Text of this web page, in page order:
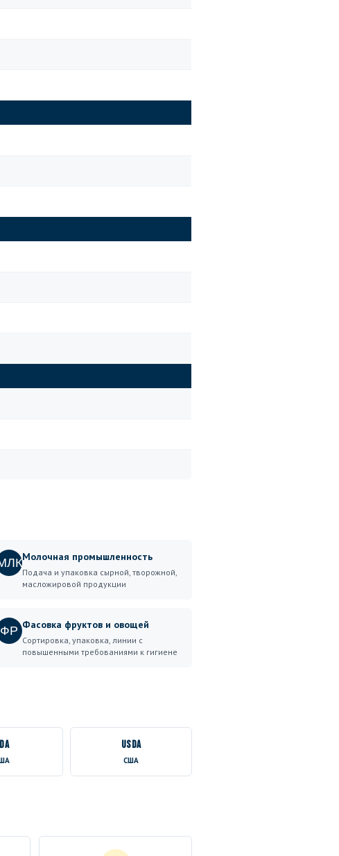
Молочная промышленность
Подача и упаковка сырной, творожной,
масложировой продукции
ФР Фасовка фруктов и овощей
Сортировка, упаковка, линии с
повышенными требованиями к гигиене
USDA
США